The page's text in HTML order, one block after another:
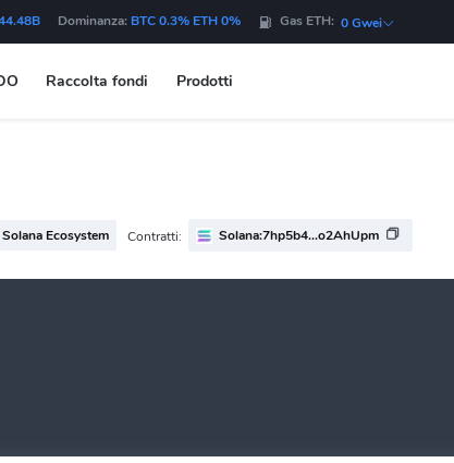
Dominanza: BTC 0.3% ETH 0% Gas ETH: 0 Gwei
Raccolta fondi Prodotti
Solana Ecosystem Contratti: Solana:7hp5b4...o2AhUpm